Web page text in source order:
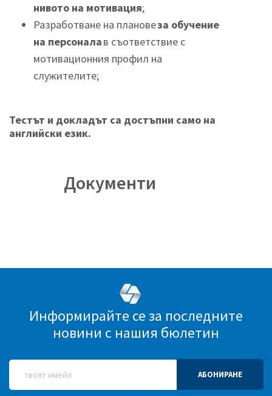
нивото на мотивация;
Разработване на плановеза обучение
на персоналав съответствие с
мотивационния профил на
служителите;
Тестът и докладът са достъпни само на
английски език.
Документи
Информирайте се за последните
новини с нашия бюлетин
АБОНИРАНЕ